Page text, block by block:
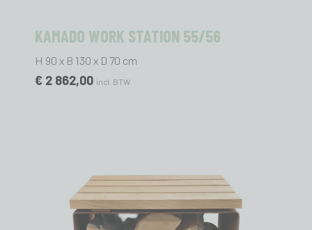
KAMADO WORK STATION 55/56
H 90 x B 130 x D 70 cm
€ 2 862,00 incl. BTW